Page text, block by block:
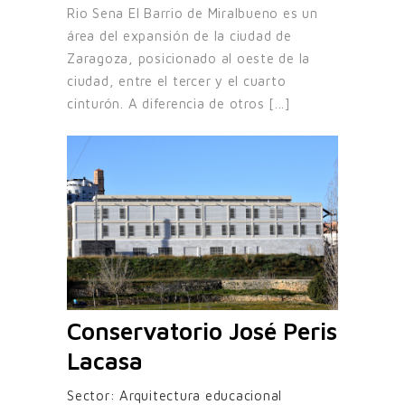
Rio Sena El Barrio de Miralbueno es un
área del expansión de la ciudad de
Zaragoza, posicionado al oeste de la
ciudad, entre el tercer y el cuarto
cinturón. A diferencia de otros [...]
Conservatorio José Peris
Lacasa
Sector: Arquitectura educacional